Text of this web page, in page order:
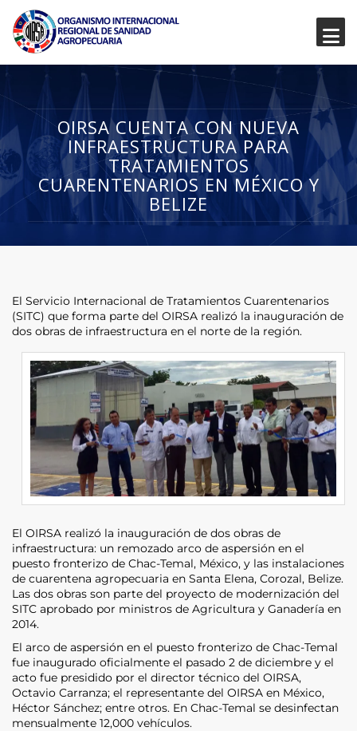
OIRSA CUENTA CON NUEVA
INFRAESTRUCTURA PARA
TRATAMIENTOS
CUARENTENARIOS EN MÉXICO Y
BELIZE
El Servicio Internacional de Tratamientos Cuarentenarios
(SITC) que forma parte del OIRSA realizó la inauguración de
dos obras de infraestructura en el norte de la región.
El OIRSA realizó la inauguración de dos obras de
infraestructura: un remozado arco de aspersión en el
puesto fronterizo de Chac-Temal, México, y las instalaciones
de cuarentena agropecuaria en Santa Elena, Corozal, Belize.
Las dos obras son parte del proyecto de modernización del
SITC aprobado por ministros de Agricultura y Ganadería en
2014.
El arco de aspersión en el puesto fronterizo de Chac-Temal
fue inaugurado oficialmente el pasado 2 de diciembre y el
acto fue presidido por el director técnico del OIRSA,
Octavio Carranza; el representante del OIRSA en México,
Héctor Sánchez; entre otros. En Chac-Temal se desinfectan
mensualmente 12,000 vehículos.